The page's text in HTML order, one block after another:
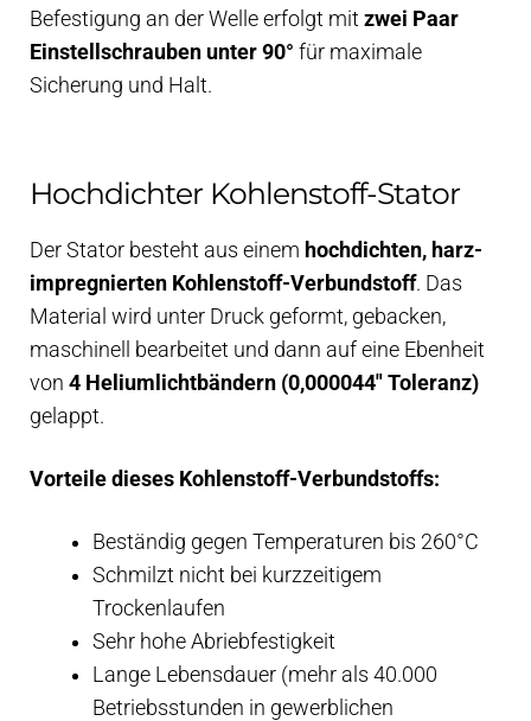
Befestigung an der Welle erfolgt mit zwei Paar
Einstellschrauben unter 90° für maximale
Sicherung und Halt.
Hochdichter Kohlenstoff-Stator
Der Stator besteht aus einem hochdichten, harz-
impregnierten Kohlenstoff-Verbundstoff. Das
Material wird unter Druck geformt, gebacken,
maschinell bearbeitet und dann auf eine Ebenheit
von 4 Heliumlichtbändern (0,000044″ Toleranz)
gelappt.
Vorteile dieses Kohlenstoff-Verbundstoffs:
Beständig gegen Temperaturen bis 260°C
Schmilzt nicht bei kurzzeitigem
Trockenlaufen
Sehr hohe Abriebfestigkeit
Lange Lebensdauer (mehr als 40.000
Betriebsstunden in gewerblichen